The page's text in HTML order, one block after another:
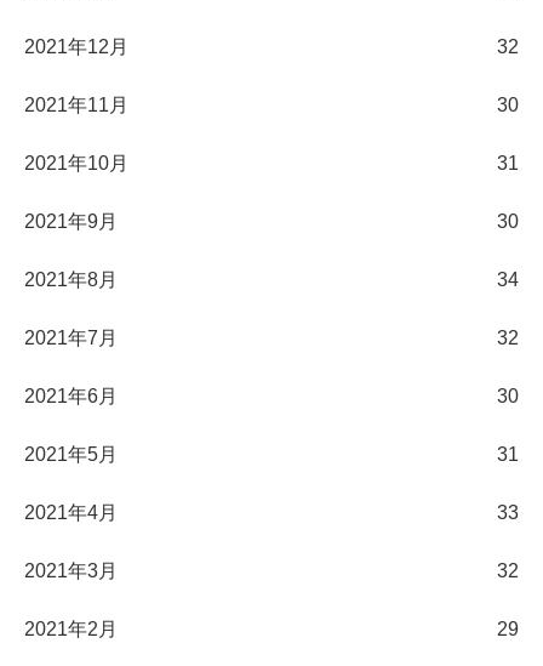
2021年12月 32
2021年11月 30
2021年10月 31
2021年9月 30
2021年8月 34
2021年7月 32
2021年6月 30
2021年5月 31
2021年4月 33
2021年3月 32
2021年2月 29